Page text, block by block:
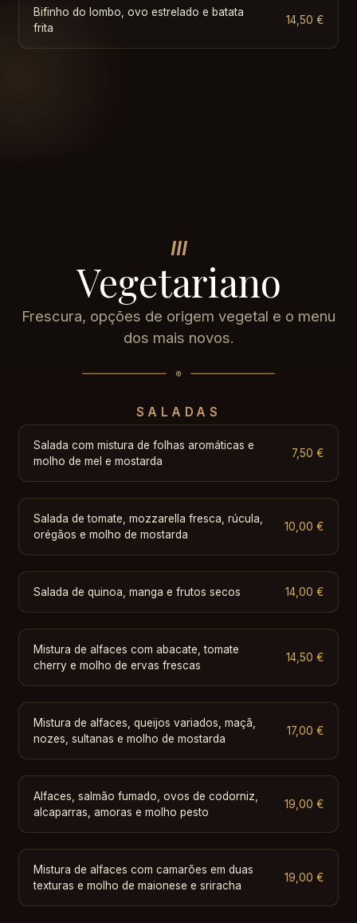
Bifinho do lombo, ovo estrelado e batata
frita
14,50 €
III
Vegetariano
Frescura, opções de origem vegetal e o menu
dos mais novos.
SALADAS
Salada com mistura de folhas aromáticas e
molho de mel e mostarda
7,50 €
Salada de tomate, mozzarella fresca, rúcula,
orégãos e molho de mostarda
10,00 €
Salada de quinoa, manga e frutos secos 14,00 €
Mistura de alfaces com abacate, tomate
cherry e molho de ervas frescas
14,50 €
Mistura de alfaces, queijos variados, maçã,
nozes, sultanas e molho de mostarda
17,00 €
Alfaces, salmão fumado, ovos de codorniz,
alcaparras, amoras e molho pesto
19,00 €
Mistura de alfaces com camarões em duas
texturas e molho de maionese e sriracha
19,00 €